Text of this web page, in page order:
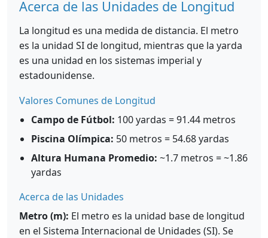
Acerca de las Unidades de Longitud
La longitud es una medida de distancia. El metro
es la unidad SI de longitud, mientras que la yarda
es una unidad en los sistemas imperial y
estadounidense.
Valores Comunes de Longitud
Campo de Fútbol: 100 yardas = 91.44 metros
Piscina Olímpica: 50 metros = 54.68 yardas
Altura Humana Promedio: ~1.7 metros = ~1.86
yardas
Acerca de las Unidades
Metro (m): El metro es la unidad base de longitud
en el Sistema Internacional de Unidades (SI). Se